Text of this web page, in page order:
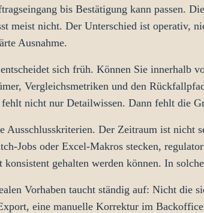
bis Bestätigung kann passen.
meist nicht. Der Unterschied ist operativ,
Ausnahme.
entscheidet sich früh. Können Sie innerhalb
Vergleichsmetriken und den
nicht nur Detailwissen. Dann fehlt die
Ausschlusskriterien. Der Zeitraum ist nicht
Jobs oder Excel-Makros stecken,
konsistent gehalten werden können. In
Vorhaben taucht ständig auf: Nicht die
eine manuelle Korrektur im